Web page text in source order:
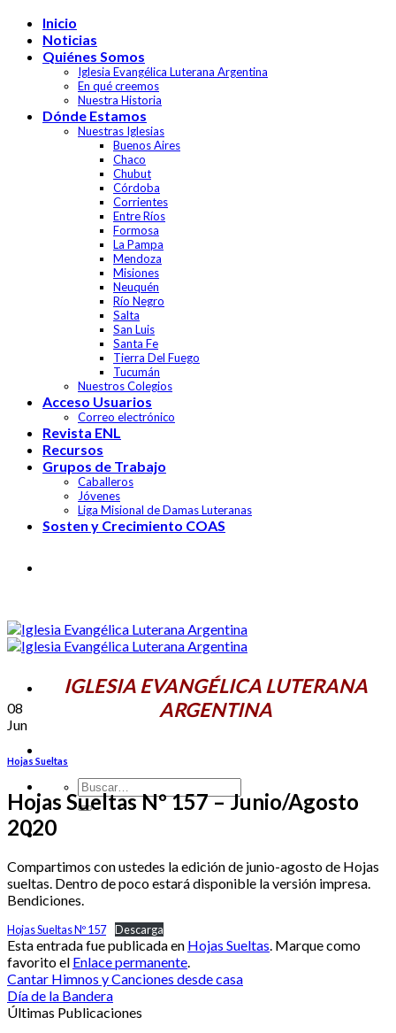
Skip
content
Inicio
Noticias
Quiénes Somos
Iglesia Evangélica Luterana Argentina
En qué creemos
Nuestra Historia
Dónde Estamos
Nuestras Iglesias
Buenos Aires
Chaco
Chubut
Córdoba
Corrientes
Entre Ríos
Formosa
La Pampa
Mendoza
Misiones
Neuquén
Río Negro
Salta
San Luis
Santa Fe
Tierra Del Fuego
Tucumán
Nuestros Colegios
Acceso Usuarios
Correo electrónico
Revista ENL
Recursos
Grupos de Trabajo
Caballeros
Jóvenes
Liga Misional de Damas Luteranas
Sosten y Crecimiento COAS
IGLESIA EVANGÉLICA LUTERANA
ARGENTINA
08
Jun
Hojas Sueltas
Hojas Sueltas Nº 157 – Junio/Agosto
2020
Compartimos con ustedes la edición de junio-agosto de Hojas
sueltas. Dentro de poco estará disponible la versión impresa.
Bendiciones.
Hojas Sueltas Nº 157 Descarga
Esta entrada fue publicada en Hojas Sueltas. Marque como
favorito el Enlace permanente.
Cantar Himnos y Canciones desde casa
Día de la Bandera
Últimas Publicaciones